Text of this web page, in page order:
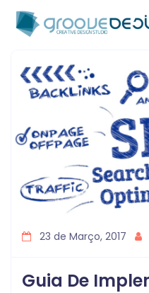
23 de Março, 2017
Guia De